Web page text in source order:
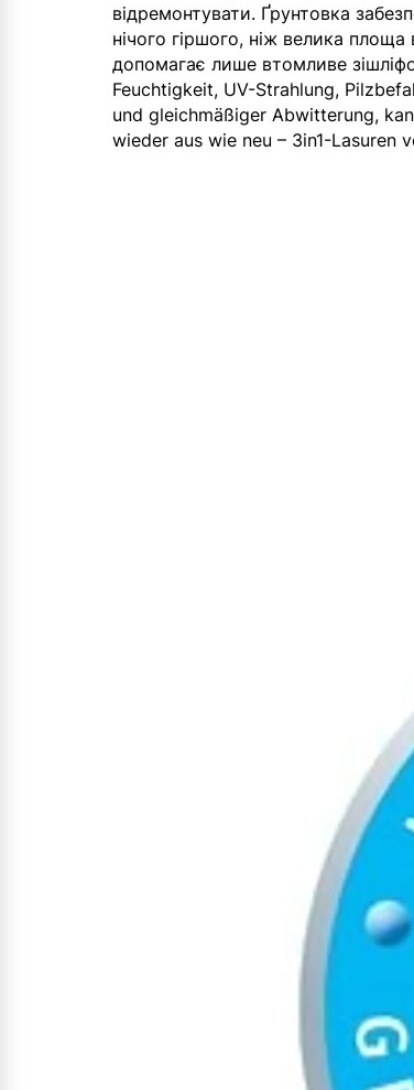
відремонтувати. Ґрунтовка
нічого гіршого, ніж велика
допомагає лише втомливе
Feuchtigkeit, UV-Strahlung,
und gleichmäßiger Abwitterung,
wieder aus wie neu – 3in1-Lasuren